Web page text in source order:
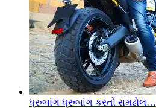
ધ્રુબાંગ ધ્રુબાંગ કરતો રામઢોલ…